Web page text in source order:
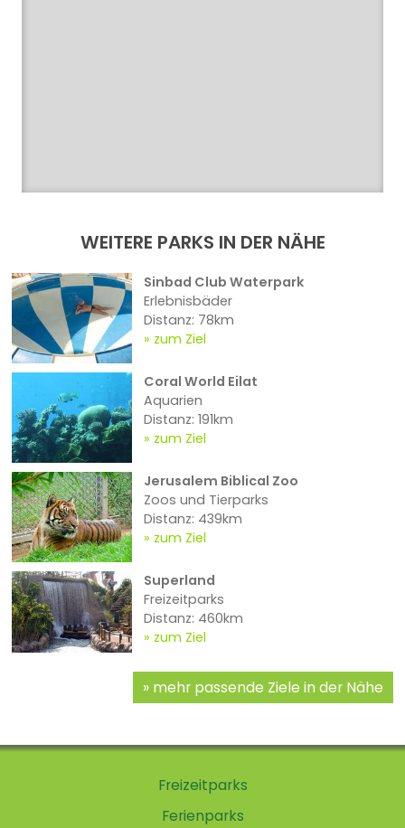
WEITERE PARKS IN DER NÄHE
Sinbad Club Waterpark
Erlebnisbäder
Distanz: 78km
zum Ziel
Coral World Eilat
Aquarien
Distanz: 191km
zum Ziel
Jerusalem Biblical Zoo
Zoos und Tierparks
Distanz: 439km
zum Ziel
Superland
Freizeitparks
Distanz: 460km
zum Ziel
mehr passende Ziele in der Nähe
Freizeitparks
Ferienparks